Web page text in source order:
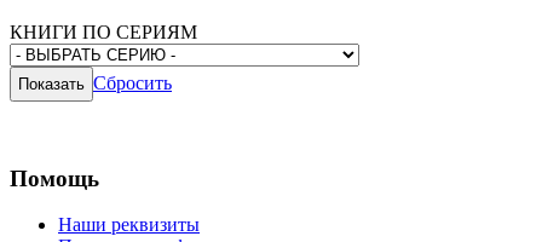
КНИГИ ПО СЕРИЯМ
Сбросить
Помощь
Наши реквизиты